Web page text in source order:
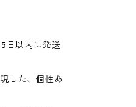
日以内に発送
した、個性あ